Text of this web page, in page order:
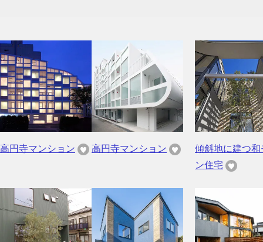
高円寺マンション 高円寺マンション
傾斜地に建つ和
ン住宅